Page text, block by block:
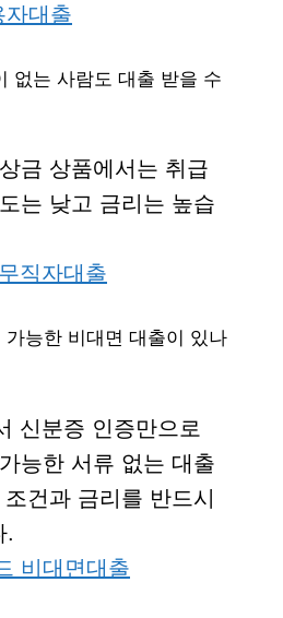
자대출
없는 사람도 대출 받을 수
금 상품에서는 취급
는 낮고 금리는 높습
직자대출
능한 비대면 대출이 있나
신분증 인증만으로
능한 서류 없는 대출
건과 금리를 반드시
.
비대면대출